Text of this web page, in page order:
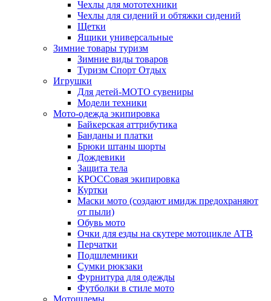
Чехлы для мототехники
Чехлы для сидений и обтяжки сидений
Щетки
Ящики универсальные
Зимние товары туризм
Зимние виды товаров
Туризм Спорт Отдых
Игрушки
Для детей-МОТО сувениры
Модели техники
Мото-одежда экипировка
Байкерская аттрибутика
Банданы и платки
Брюки штаны шорты
Дождевики
Защита тела
КРОССовая экипировка
Куртки
Маски мото (создают имидж предохраняют
от пыли)
Обувь мото
Очки для езды на скутере мотоцикле АТВ
Перчатки
Подшлемники
Сумки рюкзаки
Фурнитура для одежды
Футболки в стиле мото
Мотошлемы